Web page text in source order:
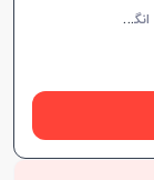
م
کالمه زبان انگلیسی، گرامر زبان انگلیسی، زبان انگلیسی آمریکایی، زبان انگلیسی هفتم دبیرستان، زبان انگلیسی هشتم دبیرستان، زبان انگلیسی نهم دبیرستان، زبان انگلیسی دهم دبیرستان، زبان انگلیسی یازدهم دبیرستان، زبان انگلیسی عمومی، زبان انگلیسی دوازدهم دبیرستان، زبان انگلیسی کنکور سراسری، زبان انگلیسی کودکان